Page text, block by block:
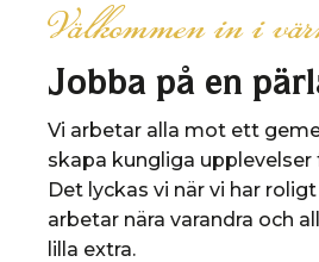
Välkommen in i
Jobba på en
Vi arbetar alla mot ett
skapa kungliga upplevelser
Det lyckas vi när vi har
arbetar nära varandra och
lilla extra.